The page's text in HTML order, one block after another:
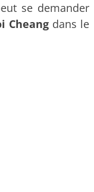
se demander
Cheang dans le